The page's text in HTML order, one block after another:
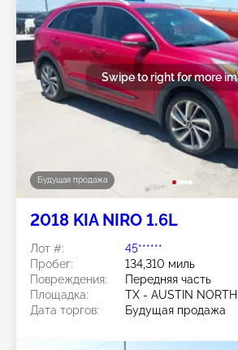
Будущая продажа
Swipe to right for more
2018 KIA NIRO 1.6L
Лот #:
45******
Пробег:
134,310 миль
Повреждения:
Передняя часть
Площадка:
TX - AUSTIN NORTH
Дата торгов:
Будущая продажа